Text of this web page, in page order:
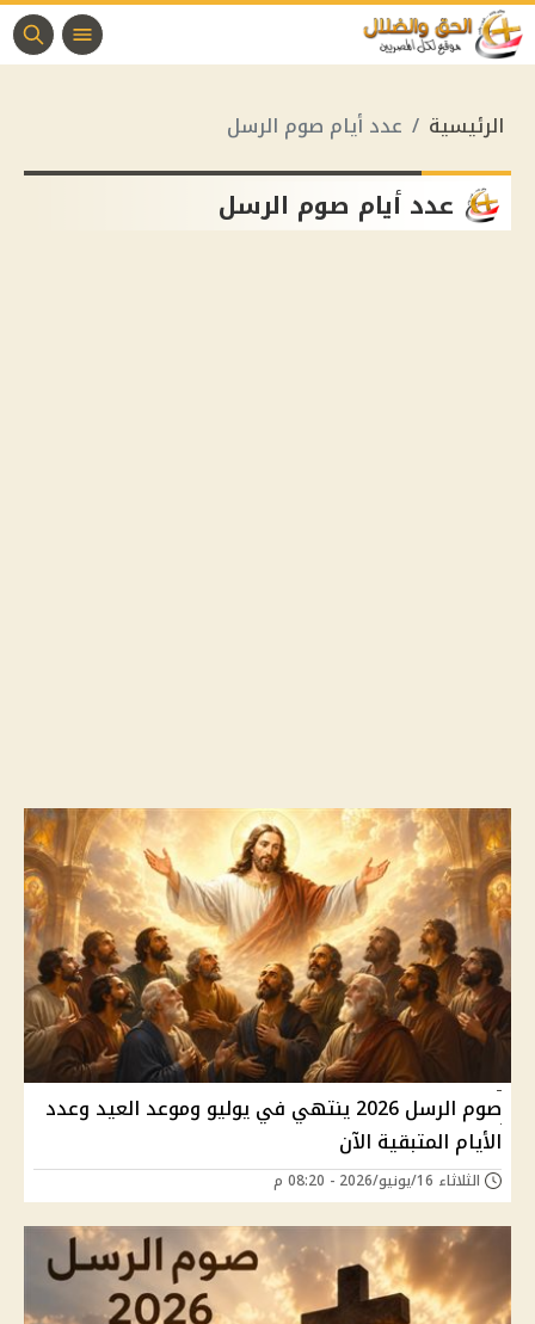
الرئيسية عدد أيام صوم الرسل
عدد أيام صوم الرسل
صوم الرسل 2026 ينتهي في يوليو وموعد العيد وعدد
الأيام المتبقية الآن
الثلاثاء 16/يونيو/2026 - 08:20 م